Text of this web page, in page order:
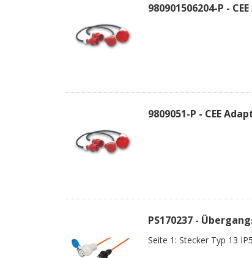
980901506204-P -
9809051-P - CEE
PS170237 -
Seite 1: Stecker Typ 13